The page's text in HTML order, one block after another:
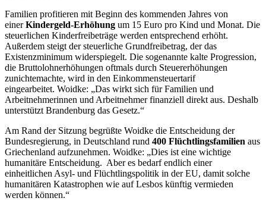
Familien profitieren mit Beginn des kommenden Jahres von
einerKindergeld-Erhöhung um 15 Euro pro Kind und Monat. Die
steuerlichen Kinderfreibeträge werden entsprechend erhöht.
Außerdem steigt der steuerliche Grundfreibetrag, der das
Existenzminimum widerspiegelt. Die sogenannte kalte Progression,
die Bruttolohnerhöhungen oftmals durch Steuererhöhungen
zunichtemachte, wird in den Einkommensteuertarif
eingearbeitet. Woidke: „Das wirkt sich für Familien und
Arbeitnehmerinnen und Arbeitnehmer finanziell direkt aus. Deshalb
unterstützt Brandenburg das Gesetz.“
Am Rand der Sitzung begrüßte Woidke die Entscheidung der
Bundesregierung, in Deutschland rund 400 Flüchtlingsfamilien aus
Griechenland aufzunehmen. Woidke: „Dies ist eine wichtige
humanitäre Entscheidung. Aber es bedarf endlich einer
einheitlichen Asyl- und Flüchtlingspolitik in der EU, damit solche
humanitären Katastrophen wie auf Lesbos künftig vermieden
werden können.“